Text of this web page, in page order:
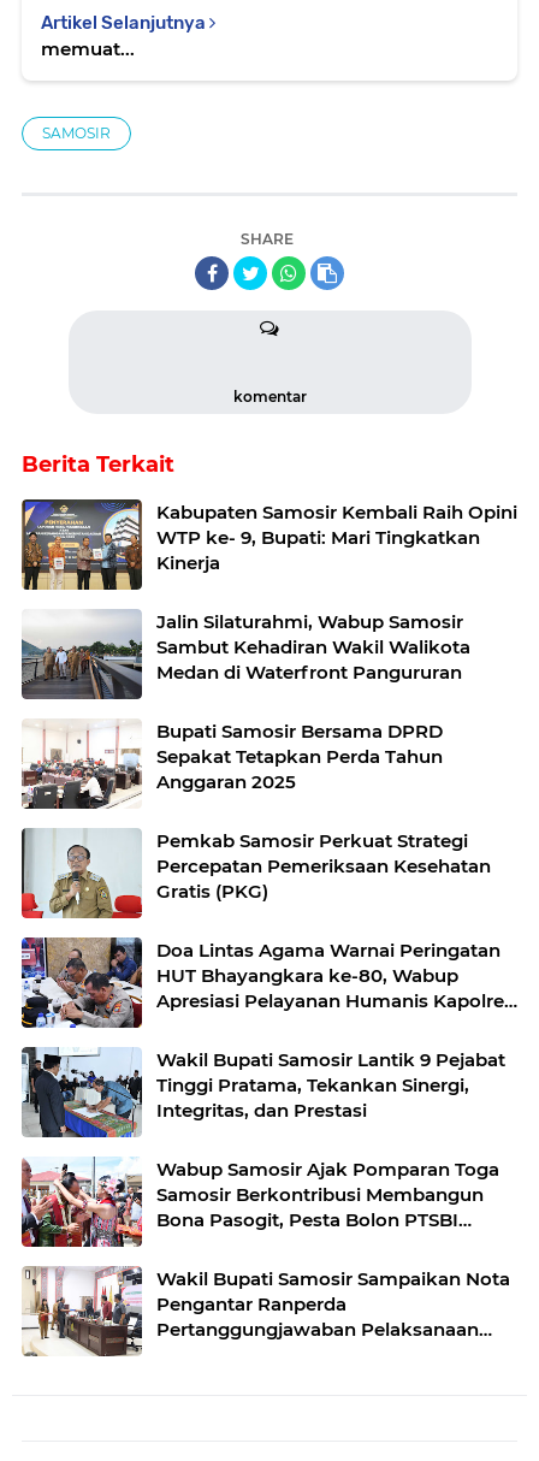
Artikel Selanjutnya
memuat...
SAMOSIR
SHARE
komentar
Berita Terkait
Kabupaten Samosir Kembali Raih Opini
WTP ke- 9, Bupati: Mari Tingkatkan
Kinerja
Jalin Silaturahmi, Wabup Samosir
Sambut Kehadiran Wakil Walikota
Medan di Waterfront Pangururan
Bupati Samosir Bersama DPRD
Sepakat Tetapkan Perda Tahun
Anggaran 2025
Pemkab Samosir Perkuat Strategi
Percepatan Pemeriksaan Kesehatan
Gratis (PKG)
Doa Lintas Agama Warnai Peringatan
HUT Bhayangkara ke-80, Wabup
Apresiasi Pelayanan Humanis Kapolres
Wakil Bupati Samosir Lantik 9 Pejabat
Tinggi Pratama, Tekankan Sinergi,
Integritas, dan Prestasi
Wabup Samosir Ajak Pomparan Toga
Samosir Berkontribusi Membangun
Bona Pasogit, Pesta Bolon PTSBI
Budaya Batak
Wakil Bupati Samosir Sampaikan Nota
Pengantar Ranperda
Pertanggungjawaban Pelaksanaan